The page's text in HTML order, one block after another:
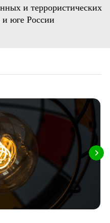
и террористических
и юге России